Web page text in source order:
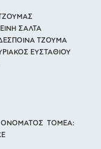
ΣΑΛΤΑ
ΔΕΣΠΟΙΝΑ ΤΖΟΥΜΑ
ΕΥΣΤΑΘΙΟΥ
ΟΝΟΜΑΤΟΣ ΤΟΜΕΑ: